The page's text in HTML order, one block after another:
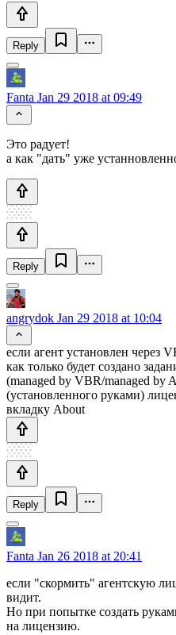
Reply
Fanta Jan 29 2018 at 09:49
Это радует!
а как "дать" уже
Reply
angrydok Jan 29 2018 at 10:04
если агент установлен
как только будет создано
(managed by VBR/managed by
(установленного руками)
вкладку About
Reply
Fanta Jan 26 2018 at 20:41
если "скормить" агентскую
видит.
Но при попытке создать
на лицензию.